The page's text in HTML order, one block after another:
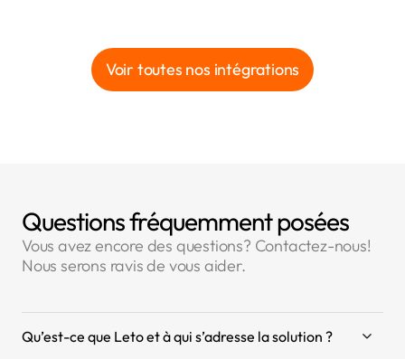
Voir toutes nos intégrations
Questions fréquemment posées
Vous avez encore des questions? Contactez-nous!
Nous serons ravis de vous aider.
Qu’est-ce que Leto et à qui s’adresse la solution ?